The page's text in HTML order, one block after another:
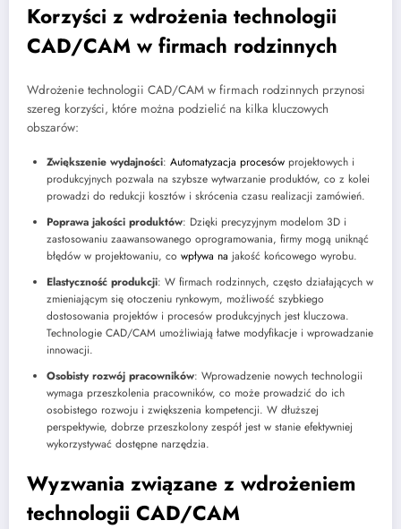
Korzyści z wdrożenia technologii
CAD/CAM w firmach rodzinnych
Wdrożenie technologii CAD/CAM w firmach rodzinnych przynosi
szereg korzyści, które można podzielić na kilka kluczowych
obszarów:
Zwiększenie wydajności: Automatyzacja procesów projektowych i
produkcyjnych pozwala na szybsze wytwarzanie produktów, co z kolei
prowadzi do redukcji kosztów i skrócenia czasu realizacji zamówień.
Poprawa jakości produktów: Dzięki precyzyjnym modelom 3D i
zastosowaniu zaawansowanego oprogramowania, firmy mogą uniknąć
błędów w projektowaniu, co wpływa na jakość końcowego wyrobu.
Elastyczność produkcji: W firmach rodzinnych, często działających w
zmieniającym się otoczeniu rynkowym, możliwość szybkiego
dostosowania projektów i procesów produkcyjnych jest kluczowa.
Technologie CAD/CAM umożliwiają łatwe modyfikacje i wprowadzanie
innowacji.
Osobisty rozwój pracowników: Wprowadzenie nowych technologii
wymaga przeszkolenia pracowników, co może prowadzić do ich
osobistego rozwoju i zwiększenia kompetencji. W dłuższej
perspektywie, dobrze przeszkolony zespół jest w stanie efektywniej
wykorzystywać dostępne narzędzia.
Wyzwania związane z wdrożeniem
technologii CAD/CAM